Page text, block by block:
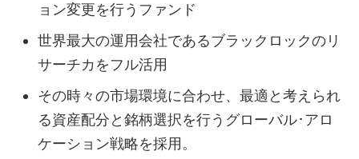
ョン変更を行うファンド
世界最大の運用会社であるブラックロックのリ
サーチカをフル活用
その時々の市場環境に合わせ、最適と考えられ
る資産配分と銘柄選択を行うグローバル･アロ
ケーション戦略を採用。